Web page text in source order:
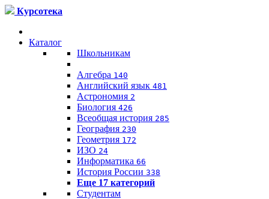
Курсотека
Каталог
Школьникам
Алгебра 140
Английский язык 481
Астрономия 2
Биология 426
Всеобщая история 285
География 230
Геометрия 172
ИЗО 24
Информатика 66
История России 338
Еще 17 категорий
Студентам